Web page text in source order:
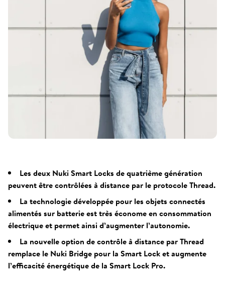
Les deux Nuki Smart Locks de quatrième génération
peuvent être contrôlées à distance par le protocole Thread.
La technologie développée pour les objets connectés
alimentés sur batterie est très économe en consommation
électrique et permet ainsi d’augmenter l’autonomie.
La nouvelle option de contrôle à distance par Thread
remplace le Nuki Bridge pour la Smart Lock et augmente
l’efficacité énergétique de la Smart Lock Pro.